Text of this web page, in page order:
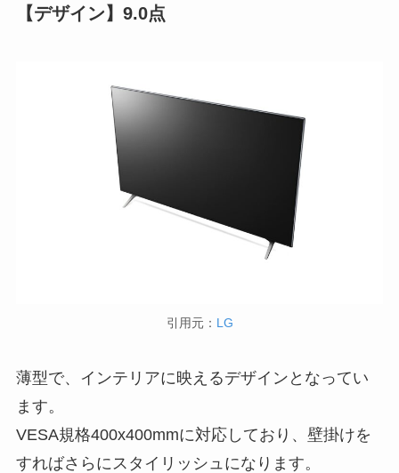
【デザイン】9.0点
引用元： LG
薄型で、インテリアに映えるデザインとなってい
ます。
VESA規格400x400mmに対応しており、壁掛けを
すればさらにスタイリッシュになります。